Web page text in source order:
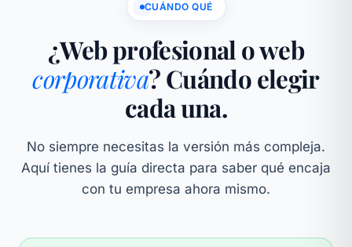
CUÁNDO QUÉ
¿Web profesional o web
corporativa? Cuándo elegir
cada una.
No siempre necesitas la versión más compleja.
Aquí tienes la guía directa para saber qué encaja
con tu empresa ahora mismo.